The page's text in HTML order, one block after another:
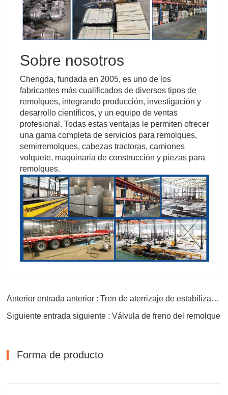
Sobre nosotros
Chengda, fundada en 2005, es uno de los
fabricantes más cualificados de diversos tipos de
remolques, integrando producción, investigación y
desarrollo científicos, y un equipo de ventas
profesional. Todas estas ventajas le permiten ofrecer
una gama completa de servicios para remolques,
semirremolques, cabezas tractoras, camiones
volquete, maquinaria de construcción y piezas para
remolques.
Anterior entrada anterior : Tren de aterrizaje de estabilizadores de semirremolque
Siguiente entrada siguiente : Válvula de freno del remolque
Forma de producto